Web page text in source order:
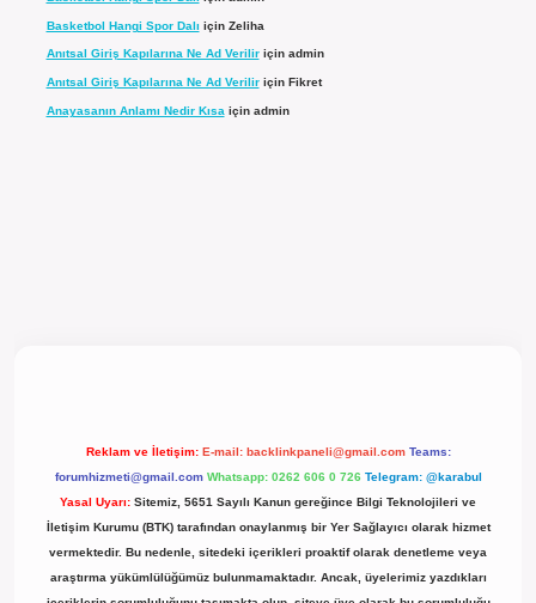
Basketbol Hangi Spor Dalı için Zeliha
Anıtsal Giriş Kapılarına Ne Ad Veriliriçin admin
Anıtsal Giriş Kapılarına Ne Ad Veriliriçin Fikret
Anayasanın Anlamı Nedir Kısa için admin
Reklam ve İletişim: E-mail: backlinkpaneli@gmail.com Teams:
forumhizmeti@gmail.com Whatsapp: 0262 606 0 726 Telegram: @karabul
Yasal Uyarı: Sitemiz, 5651 Sayılı Kanun gereğince Bilgi Teknolojileri ve
İletişim Kurumu (BTK) tarafından onaylanmış bir Yer Sağlayıcı olarak hizmet
vermektedir. Bu nedenle, sitedeki içerikleri proaktif olarak denetleme veya
araştırma yükümlülüğümüz bulunmamaktadır. Ancak, üyelerimiz yazdıkları